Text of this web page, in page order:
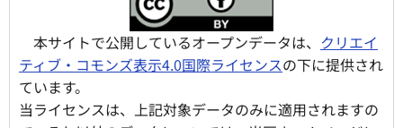
本サイトで公開しているオープンデータは、 クリエイ
ティブ・コモンズ表示4.0国際ライセンスの下に提供され
ています。
当ライセンスは、上記対象データのみに適用されますの